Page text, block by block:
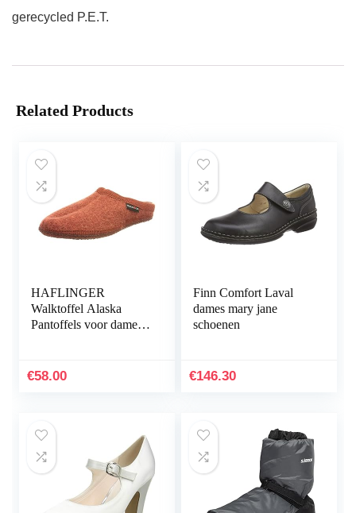
gerecycled P.E.T.
Related Products
HAFLINGER
Walktoffel Alaska
Pantoffels voor dames,
€58.00
Finn Comfort Laval
dames mary jane
schoenen
€146.30